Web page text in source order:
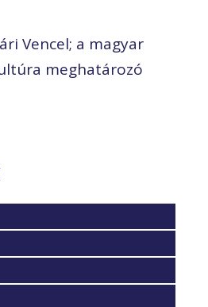
Vencel; a magyar
meghatározó